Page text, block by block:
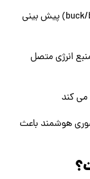
سیم پیچ های اولیه ترانس بوک بست (buck/boost) پیش بینی
انرژی متصل
می کند
هوشمند باعث